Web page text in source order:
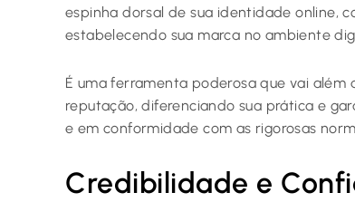
espinha dorsal de sua identidade online,
estabelecendo sua marca no ambiente
É uma ferramenta poderosa que vai além
reputação, diferenciando sua prática e
e em conformidade com as rigorosas
Credibilidade e